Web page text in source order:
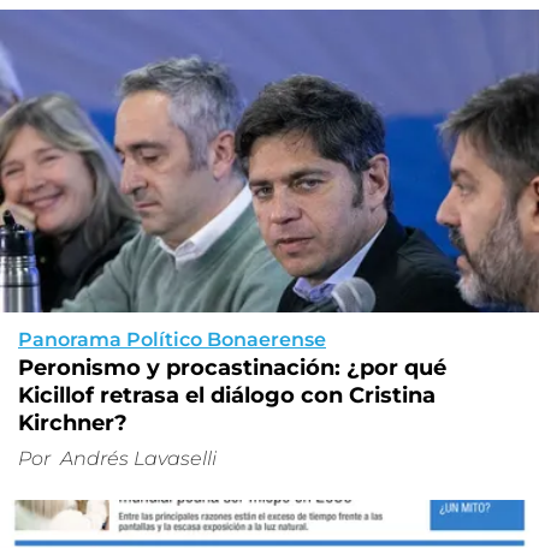
Panorama Político Bonaerense
Peronismo y procastinación: ¿por qué
Kicillof retrasa el diálogo con Cristina
Kirchner?
Por Andrés Lavaselli